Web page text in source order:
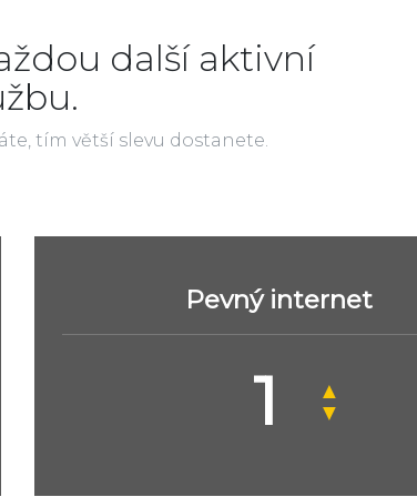
další aktivní
tím větší slevu dostanete.
Pevný internet
▲
▼